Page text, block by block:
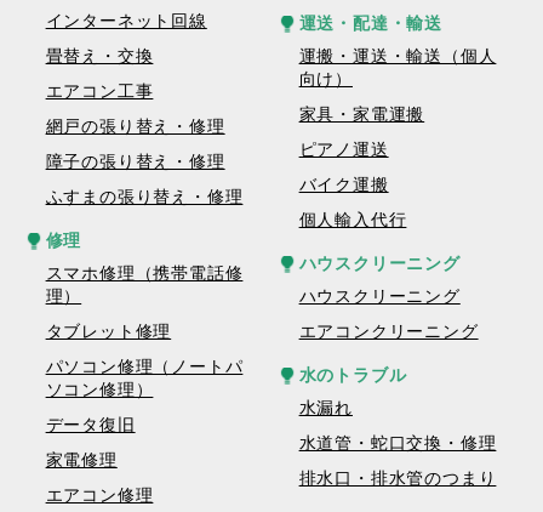
インターネット回線
畳替え・交換
エアコン工事
網戸の張り替え・修理
障子の張り替え・修理
ふすまの張り替え・修理
修理
スマホ修理（携帯電話修
理）
タブレット修理
パソコン修理（ノートパ
ソコン修理）
データ復旧
家電修理
エアコン修理
運送・配達・輸送
運搬・運送・輸送（個人
向け）
家具・家電運搬
ピアノ運送
バイク運搬
個人輸入代行
ハウスクリーニング
ハウスクリーニング
エアコンクリーニング
水のトラブル
水漏れ
水道管・蛇口交換・修理
排水口・排水管のつまり